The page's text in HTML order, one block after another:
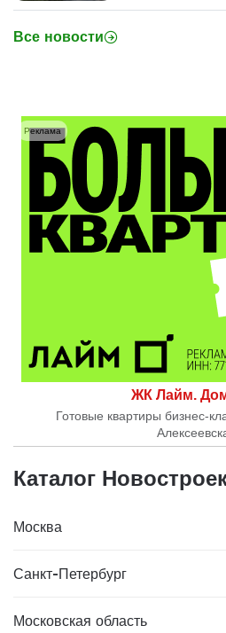
Все новости
ЖК Лайм.
Готовые квартиры бизнес-
Реклама
Каталог
Москва
Санкт-Петербург
Московская область